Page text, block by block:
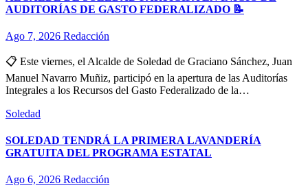
AUDITORÍAS DE GASTO FEDERALIZADO 📝
Ago 7, 2026 Redacción
📋 Este viernes, el Alcalde de Soledad de Graciano Sánchez, Juan
Manuel Navarro Muñiz, participó en la apertura de las Auditorías
Integrales a los Recursos del Gasto Federalizado de la…
Soledad
SOLEDAD TENDRÁ LA PRIMERA LAVANDERÍA
GRATUITA DEL PROGRAMA ESTATAL
Ago 6, 2026 Redacción